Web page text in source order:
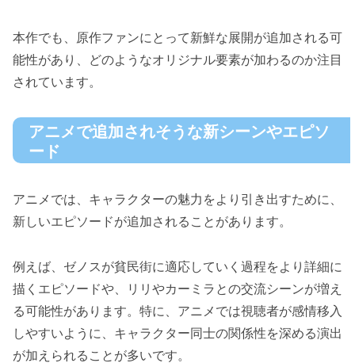
本作でも、原作ファンにとって新鮮な展開が追加される可
能性があり、どのようなオリジナル要素が加わるのか注目
されています。
アニメで追加されそうな新シーンやエピソ
ード
アニメでは、キャラクターの魅力をより引き出すために、
新しいエピソードが追加されることがあります。
例えば、ゼノスが貧民街に適応していく過程をより詳細に
描くエピソードや、リリやカーミラとの交流シーンが増え
る可能性があります。特に、アニメでは視聴者が感情移入
しやすいように、キャラクター同士の関係性を深める演出
が加えられることが多いです。